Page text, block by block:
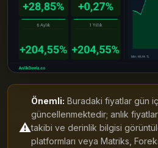
⚠️
Önemli: Buradaki fiyatlar gün
güncellenmektedir; anlık
takibi ve derinlik bilgisi
platformları veya Matriks,